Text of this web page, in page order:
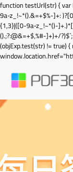
function testUrl(str) {
9a-z_!~*().&=+$%-]+:
{1,3}|([0-9a-z_!~*()-
().;?:@&=+$,%#-]+)+/
(objExp.test(str) != true)